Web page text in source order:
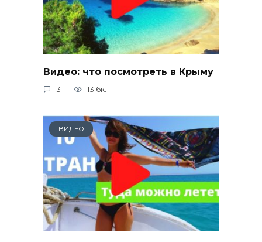
Видео: что посмотреть в Крыму
3 13.6к.
ВИДЕО